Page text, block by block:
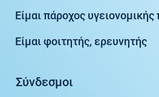
Είμαι πάροχος
Είμαι φοιτητής, ερευνητής
Σύνδεσμοι